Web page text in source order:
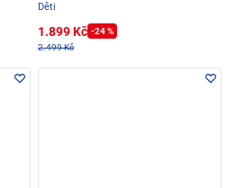
Děti
1.899 Kč -24 %
2.499 Kč